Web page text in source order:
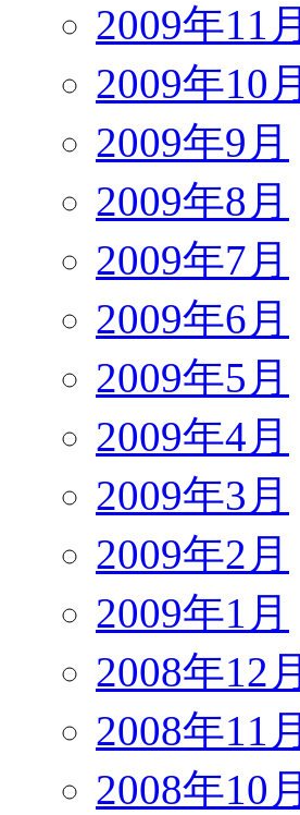
2009年11月
2009年10月
2009年9月
2009年8月
2009年7月
2009年6月
2009年5月
2009年4月
2009年3月
2009年2月
2009年1月
2008年12月
2008年11月
2008年10月